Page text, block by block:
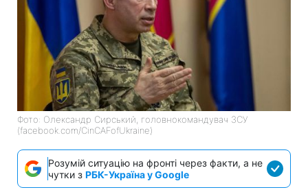
Фото: Олександр Сирський, головнокомандувач ЗСУ
(facebook.com/CinCAFofUkraine)
Розумій ситуацію на фронті через факти, а не
чутки з РБК-Україна у Google